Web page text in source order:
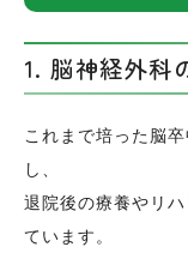
1. 脳神経外科
これまで培った脳
し、
退院後の療養やリ
ています。